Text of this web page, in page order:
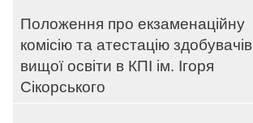
Положення про екзаменаційну
комісію та атестацію здобувачів
вищої освіти в КПІ ім. Ігоря
Сікорського